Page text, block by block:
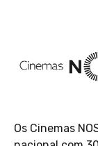
Os Cinemas